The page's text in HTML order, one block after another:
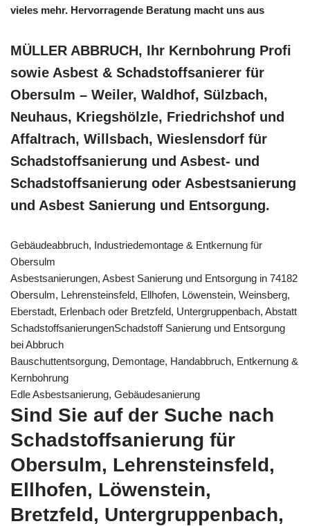
vieles mehr. Hervorragende Beratung macht uns aus
MÜLLER ABBRUCH, Ihr Kernbohrung Profi
sowie Asbest & Schadstoffsanierer für
Obersulm – Weiler, Waldhof, Sülzbach,
Neuhaus, Kriegshölzle, Friedrichshof und
Affaltrach, Willsbach, Wieslensdorf für
Schadstoffsanierung und Asbest- und
Schadstoffsanierung oder Asbestsanierung
und Asbest Sanierung und Entsorgung.
Gebäudeabbruch, Industriedemontage & Entkernung für
Obersulm
Asbestsanierungen, Asbest Sanierung und Entsorgung in 74182
Obersulm, Lehrensteinsfeld, Ellhofen, Löwenstein, Weinsberg,
Eberstadt, Erlenbach oder Bretzfeld, Untergruppenbach, Abstatt
SchadstoffsanierungenSchadstoff Sanierung und Entsorgung
bei Abbruch
Bauschuttentsorgung, Demontage, Handabbruch, Entkernung &
Kernbohrung
Edle Asbestsanierung, Gebäudesanierung
Sind Sie auf der Suche nach
Schadstoffsanierung für
Obersulm, Lehrensteinsfeld,
Ellhofen, Löwenstein,
Bretzfeld, Untergruppenbach,